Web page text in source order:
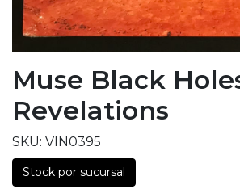
Muse Black
Revelations
SKU: VIN0395
Stock por sucursal